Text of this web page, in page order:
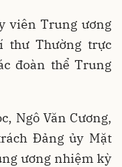
viên Trung ương
thư Thường trực
đoàn thể Trung
Ngô Văn Cương,
Đảng ủy Mặt
ương nhiệm kỳ